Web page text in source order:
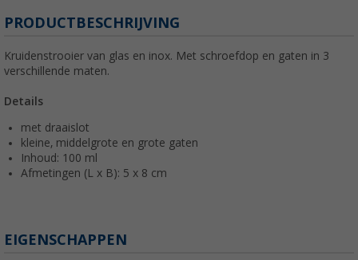
PRODUCTBESCHRIJVING
Kruidenstrooier van glas en inox. Met schroefdop en gaten in 3
verschillende maten.
Details
met draaislot
kleine, middelgrote en grote gaten
Inhoud: 100 ml
Afmetingen (L x B): 5 x 8 cm
EIGENSCHAPPEN